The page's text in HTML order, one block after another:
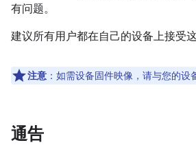
有问题。
建议所有用户都在自己的设备上接受这
注意 ：如需设备固件映像，请与您的设
通告